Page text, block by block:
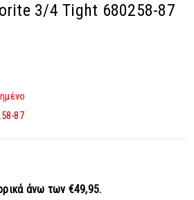
3/4 Tight 680258-87
87
άνω των €49,95.